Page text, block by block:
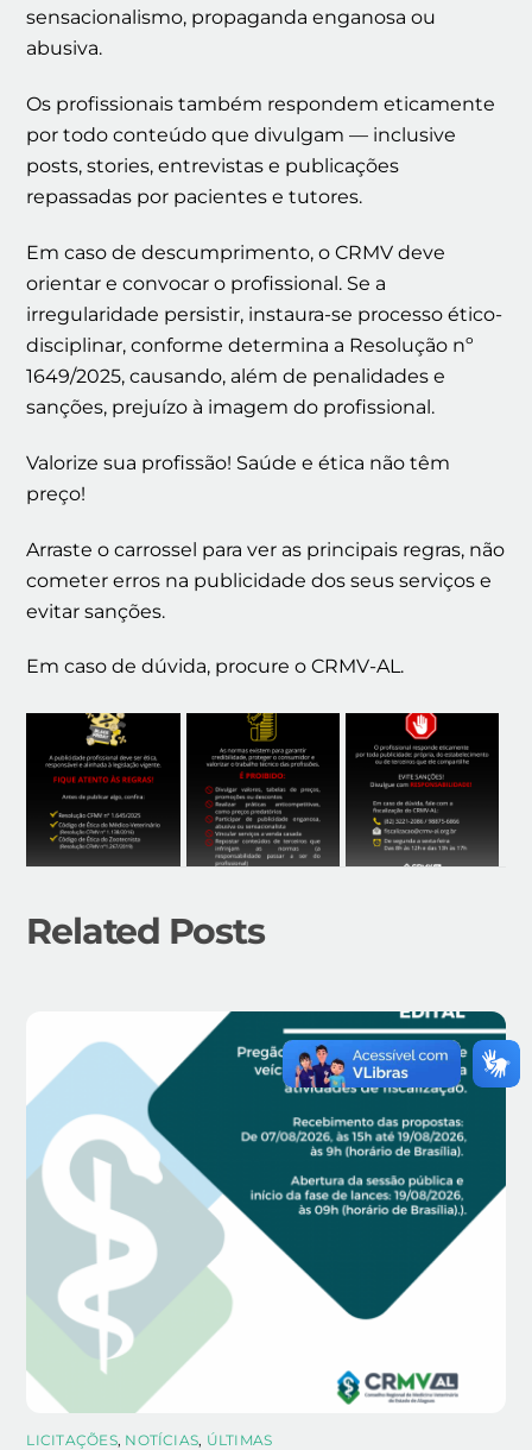
sensacionalismo, propaganda enganosa ou
abusiva.
Os profissionais também respondem eticamente
por todo conteúdo que divulgam — inclusive
posts, stories, entrevistas e publicações
repassadas por pacientes e tutores.
Em caso de descumprimento, o CRMV deve
orientar e convocar o profissional. Se a
irregularidade persistir, instaura-se processo ético-
disciplinar, conforme determina a Resolução nº
1649/2025, causando, além de penalidades e
sanções, prejuízo à imagem do profissional.
Valorize sua profissão! Saúde e ética não têm
preço!
Arraste o carrossel para ver as principais regras, não
cometer erros na publicidade dos seus serviços e
evitar sanções.
Em caso de dúvida, procure o CRMV-AL.
Related Posts
LICITAÇÕES, NOTÍCIAS, ÚLTIMAS